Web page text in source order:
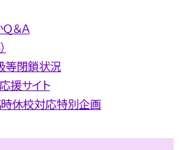
＆Ａ
等閉鎖状況
援サイト
休校対応特別企画